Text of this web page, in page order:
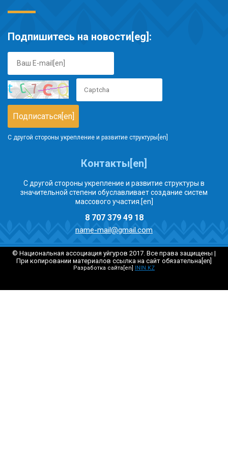
Подпишитесь на новости[eg]:
С другой стороны укрепление и развитие структуры[en]
Контакты[en]
С другой стороны укрепление и развитие структуры в
значительной степени обуславливает создание систем
массового участия.[en]
8 707 379 49 18
name-mail@gmail.com
© Национальная ассоциация уйгуров 2017. Все права защищены |
При копировании материалов ссылка на сайт обязательна[en]
Разработка сайта[en] ININ.KZ